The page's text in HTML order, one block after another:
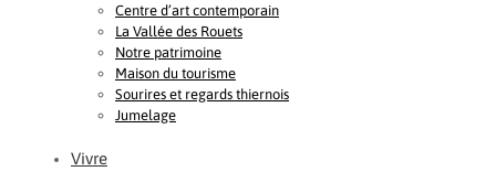
Centre d’art contemporain
La Vallée des Rouets
Notre patrimoine
Maison du tourisme
Sourires et regards thiernois
Jumelage
Vivre